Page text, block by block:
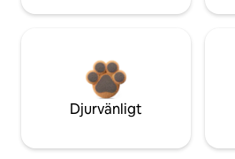
Djurvänligt